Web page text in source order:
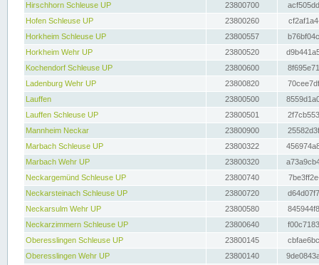
Hirschhorn Schleuse UP
23800700
Hofen Schleuse UP
23800260
Horkheim Schleuse UP
23800557
Horkheim Wehr UP
23800520
Kochendorf Schleuse UP
23800600
Ladenburg Wehr UP
23800820
Lauffen
23800500
Lauffen Schleuse UP
23800501
Mannheim Neckar
23800900
Marbach Schleuse UP
23800322
Marbach Wehr UP
23800320
Neckargemünd Schleuse UP
23800740
Neckarsteinach Schleuse UP
23800720
Neckarsulm Wehr UP
23800580
Neckarzimmern Schleuse UP
23800640
Oberesslingen Schleuse UP
23800145
Oberesslingen Wehr UP
23800140